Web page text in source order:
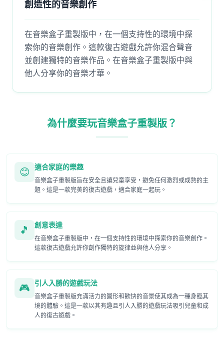
創造性的音樂創作
在音樂盒子重製版中，在一個支持性的環境中探
索你的音樂創作。這款復古遊戲允許你混合聲音
並創建獨特的音樂作品。在音樂盒子重製版中與
他人分享你的音樂才華。
為什麼要玩音樂盒子重製版？
😊 適合家庭的樂趣
音樂盒子重製版旨在安全且讓兒童享受，避免任何激烈或成熟的主
題。這是一款完美的復古遊戲，適合家庭一起玩。
🎵 創意表達
在音樂盒子重製版中，在一個支持性的環境中探索你的音樂創作。
這款復古遊戲允許你創作獨特的旋律並與他人分享。
🎮 引人入勝的遊戲玩法
音樂盒子重製版充滿活力的圖形和歡快的音景使其成為一種身臨其
境的體驗。這是一款以其有趣且引人入勝的遊戲玩法吸引兒童和成
人的復古遊戲。